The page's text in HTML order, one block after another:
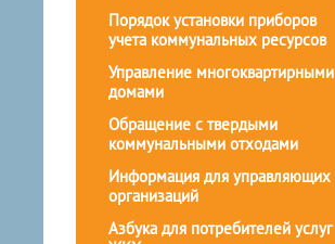
Порядок установки приборов
учета коммунальных ресурсов
Управление многоквартирными
домами
Обращение с твердыми
коммунальными отходами
Информация для управляющих
организаций
Азбука для потребителей услуг